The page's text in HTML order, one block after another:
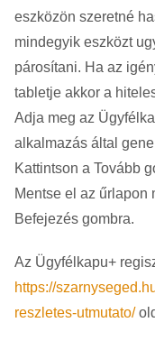
eszközön szeretné
mindegyik eszközt
párosítani. Ha az
tabletje akkor a
Adja meg az
alkalmazás által
Kattintson a Tovább
Mentse el az űrlapon
Befejezés gombra.
Az Ügyfélkapu+
https://
reszletes-utmutato/